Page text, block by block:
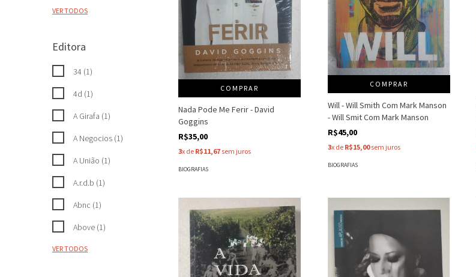
VER TODOS
Editora
34 (1)
4d (1)
A Girafa (1)
A Negocios (1)
A União (1)
A.r.d.b (1)
Abnc (1)
Above (1)
VER TODOS
COMPRAR
Nada Pode Me Ferir - David
Goggins
R$35,00
3x de R$11,67 sem juros
BIOGRAFIAS
COMPRAR
Will - Will Smith Com Mark Manson
- Will Smit Com Mark Manson
R$45,00
3x de R$15,00sem juros
BIOGRAFIAS